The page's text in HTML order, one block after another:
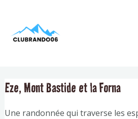
contenu
Eze, Mont Bastide et la Forna
Une randonnée qui traverse les
de
l’article